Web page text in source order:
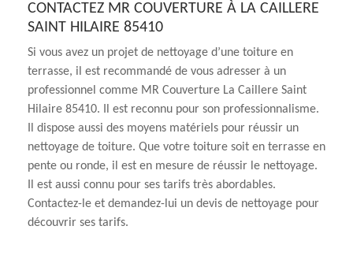
CONTACTEZ MR COUVERTURE À LA CAILLERE
SAINT HILAIRE 85410
Si vous avez un projet de nettoyage d’une toiture en
terrasse, il est recommandé de vous adresser à un
professionnel comme MR Couverture La Caillere Saint
Hilaire 85410. Il est reconnu pour son professionnalisme.
Il dispose aussi des moyens matériels pour réussir un
nettoyage de toiture. Que votre toiture soit en terrasse en
pente ou ronde, il est en mesure de réussir le nettoyage.
Il est aussi connu pour ses tarifs très abordables.
Contactez-le et demandez-lui un devis de nettoyage pour
découvrir ses tarifs.